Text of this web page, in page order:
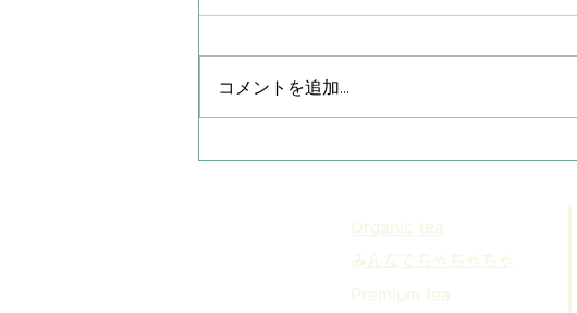
世界緑茶コンテスト2023
コメントを追加…
Organic tea
​みんなでちゃちゃちゃ
Premium tea